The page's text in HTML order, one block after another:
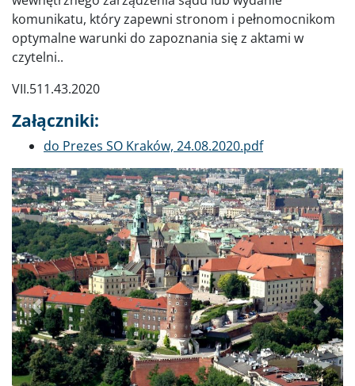
komunikatu, który zapewni stronom i pełnomocnikom
optymalne warunki do zapoznania się z aktami w
czytelni..
VII.511.43.2020
Załączniki:
Dokument
do Prezes SO Kraków, 24.08.2020.pdf
Poprzednie Dalej